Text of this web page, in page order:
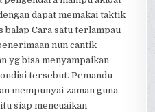
dapat memakai taktik
balap Cara satu terlampau
nun cantik
yg bisa menyampaikan
tersebut. Pemandu
mempunyai zaman guna
siap mencuaikan